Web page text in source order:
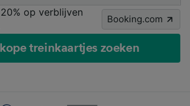
op verblijven
Booking.com
treinkaartjes zoeken